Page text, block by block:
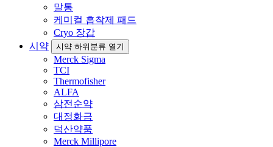
말통
케미컬 흡착제 패드
Cryo 장갑
시약
시약 하위분류 열기
Merck Sigma
TCI
Thermofisher
ALFA
삼전순약
대정화금
덕산약품
Merck Millipore